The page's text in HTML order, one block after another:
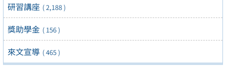
研習講座 ( 2,188 )
獎助學金 ( 156 )
來文宣導 ( 465 )